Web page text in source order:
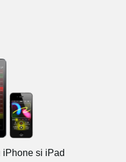
iPhone si iPad